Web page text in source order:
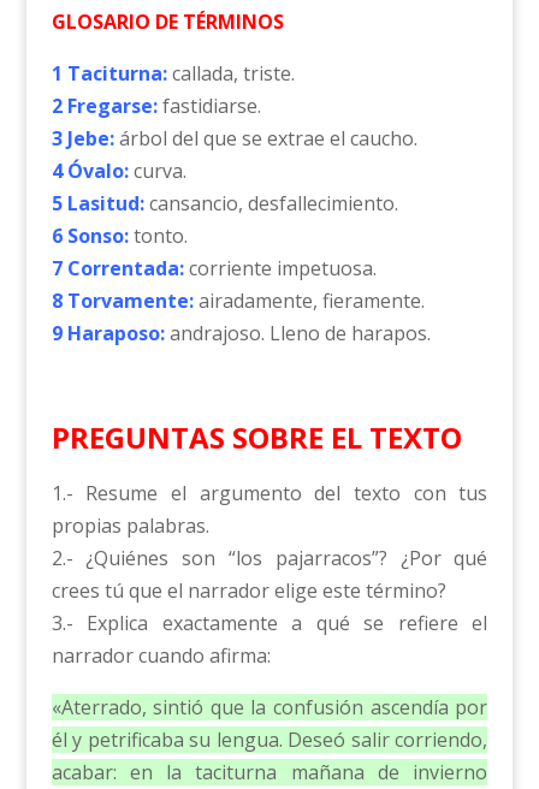
GLOSARIO DE TÉRMINOS
1 Taciturna:callada, triste.
2 Fregarse:fastidiarse.
3 Jebe: árbol del que se extrae el caucho.
4 Óvalo:curva.
5 Lasitud:cansancio, desfallecimiento.
6 Sonso:tonto.
7 Correntada:corriente impetuosa.
8 Torvamente:airadamente, fieramente.
9 Haraposo: andrajoso. Lleno de harapos.
PREGUNTAS SOBRE EL TEXTO
1.- Resume el argumento del texto con tus
propias palabras.
2.- ¿Quiénes son “los pajarracos”? ¿Por qué
crees tú que el narrador elige este término?
3.- Explica exactamente a qué se refiere el
narrador cuando afirma:
«Aterrado, sintió que la confusión ascendía por
él y petrificaba su lengua. Deseó salir corriendo,
acabar: en la taciturna mañana de invierno